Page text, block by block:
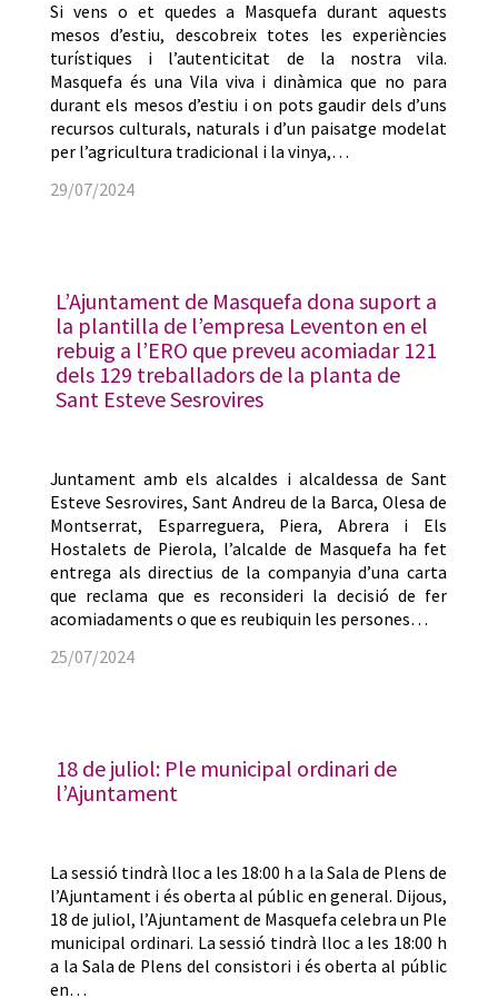
Si vens o et quedes a Masquefa durant aquests
mesos d’estiu, descobreix totes les experiències
turístiques i l’autenticitat de la nostra vila.
Masquefa és una Vila viva i dinàmica que no para
durant els mesos d’estiu i on pots gaudir dels d’uns
recursos culturals, naturals i d’un paisatge modelat
per l’agricultura tradicional i la vinya,…
29/07/2024
L’Ajuntament de Masquefa dona suport a
la plantilla de l’empresa Leventon en el
rebuig a l’ERO que preveu acomiadar 121
dels 129 treballadors de la planta de
Sant Esteve Sesrovires
Juntament amb els alcaldes i alcaldessa de Sant
Esteve Sesrovires, Sant Andreu de la Barca, Olesa de
Montserrat, Esparreguera, Piera, Abrera i Els
Hostalets de Pierola, l’alcalde de Masquefa ha fet
entrega als directius de la companyia d’una carta
que reclama que es reconsideri la decisió de fer
acomiadaments o que es reubiquin les persones…
25/07/2024
18 de juliol: Ple municipal ordinari de
l’Ajuntament
La sessió tindrà lloc a les 18:00 h a la Sala de Plens de
l’Ajuntament i és oberta al públic en general. Dijous,
18 de juliol, l’Ajuntament de Masquefa celebra un Ple
municipal ordinari. La sessió tindrà lloc a les 18:00 h
a la Sala de Plens del consistori i és oberta al públic
en…